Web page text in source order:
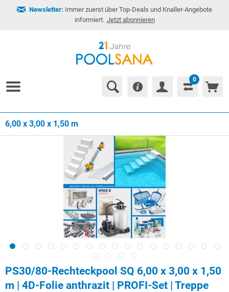
Newsletter: Immer zuerst über Top-Deals und Knaller-Angebote
informiert. Jetzt abonnieren
0
6,00 x 3,00 x 1,50 m
PS30/80-Rechteckpool SQ 6,00 x 3,00 x 1,50
m | 4D-Folie anthrazit | PROFI-Set | Treppe